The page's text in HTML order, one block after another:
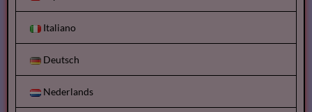
Italiano
Deutsch
Nederlands